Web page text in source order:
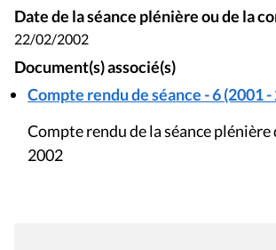
Date de la séance plénière ou de la
22/02/2002
Document(s) associé(s)
Compte rendu de séance - 6 (2001 -
Compte rendu de la séance
2002